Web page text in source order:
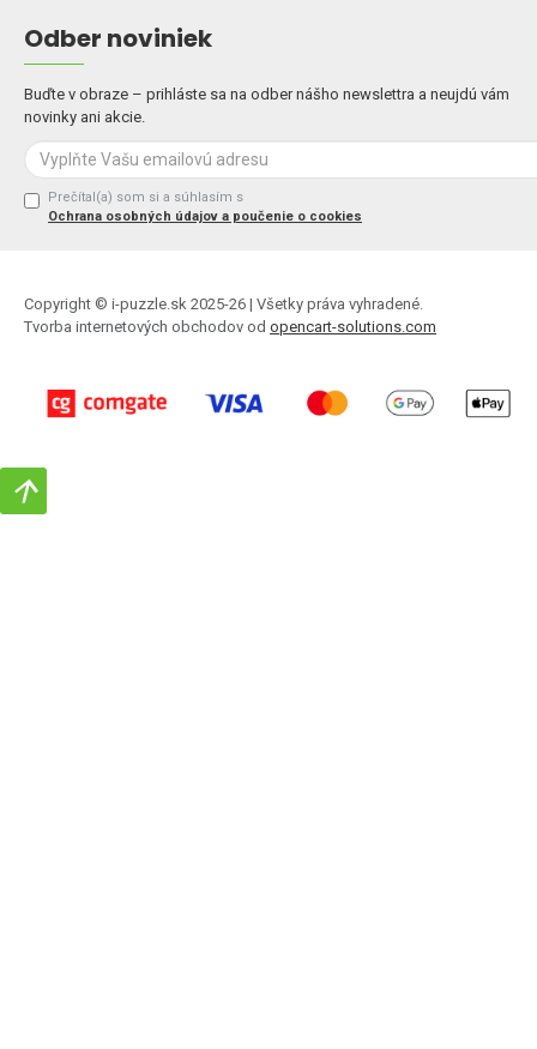
Odber noviniek
Buďte v obraze – prihláste sa na odber nášho newslettra a neujdú vám
novinky ani akcie.
Prečítal(a) som si a súhlasím s
Ochrana osobných údajov a poučenie o cookies
Copyright © i-puzzle.sk 2025-26 | Všetky práva vyhradené.
Tvorba internetových obchodov od opencart-solutions.com